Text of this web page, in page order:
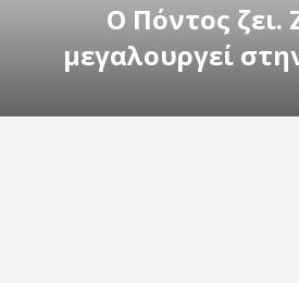
Ο Πόντος ζει.
μεγαλουργεί